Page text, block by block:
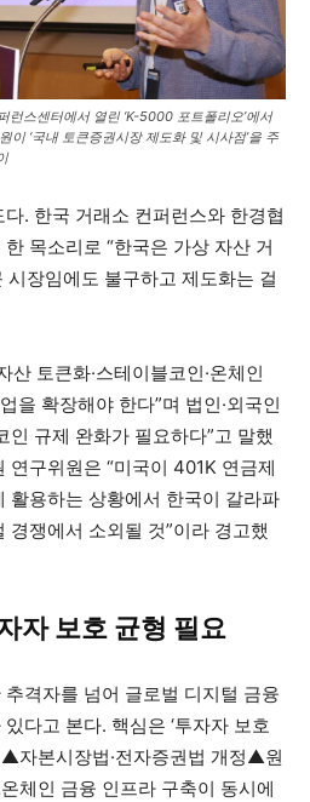
스센터에서 열린 ‘K-5000 포트폴리오’에서
이 ‘국내 토큰증권시장 제도화 및 시사점’을 주
. 한국 거래소 컨퍼런스와 한경협
목소리로 “한국은 가상 자산 거
장임에도 불구하고 제도화는 걸
산 토큰화·스테이블코인·온체인
을 확장해야 한다”며 법인·외국인
인 규제 완화가 필요하다”고 말했
연구위원은 “미국이 401K 연금제
활용하는 상황에서 한국이 갈라파
경쟁에서 소외될 것”이라 경고했
자 보호 균형 필요
격자를 넘어 글로벌 디지털 금융
다고 본다. 핵심은 ‘투자자 보호
▲자본시장법·전자증권법 개정▲원
체인 금융 인프라 구축이 동시에